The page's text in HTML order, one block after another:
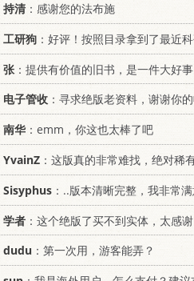
持清：感谢您的法布施
工研狗 ：好评！按照目录拿到了最近科研需
张 ：提供有价值的旧书，是一件大好事
电子管收 ：寻求绝版老资料，谢谢你的
南华：emm，你这也太棒了吧
YvainZ ：这版真的非常难找，绝对稀
Sisyphus ：..版本清晰完整，我非常满意。又及，这本《话
学者 ：这个绝版了买不到实体，太感
dudu ：第一次用，游客能弄？